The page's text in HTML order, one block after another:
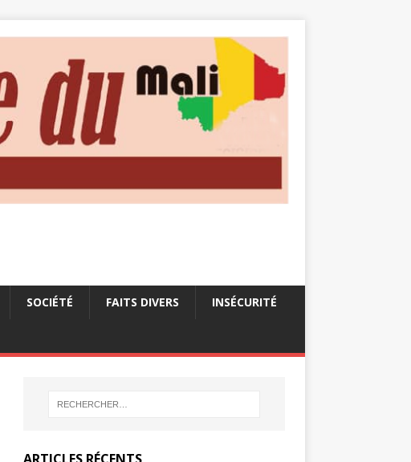
SOCIÉTÉ FAITS DIVERS INSÉCURITÉ